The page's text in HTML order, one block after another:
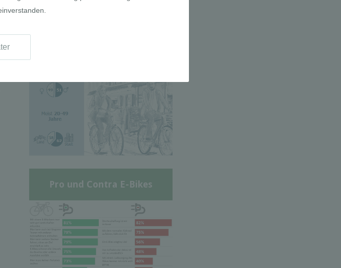
Pro und Contra E-Bikes